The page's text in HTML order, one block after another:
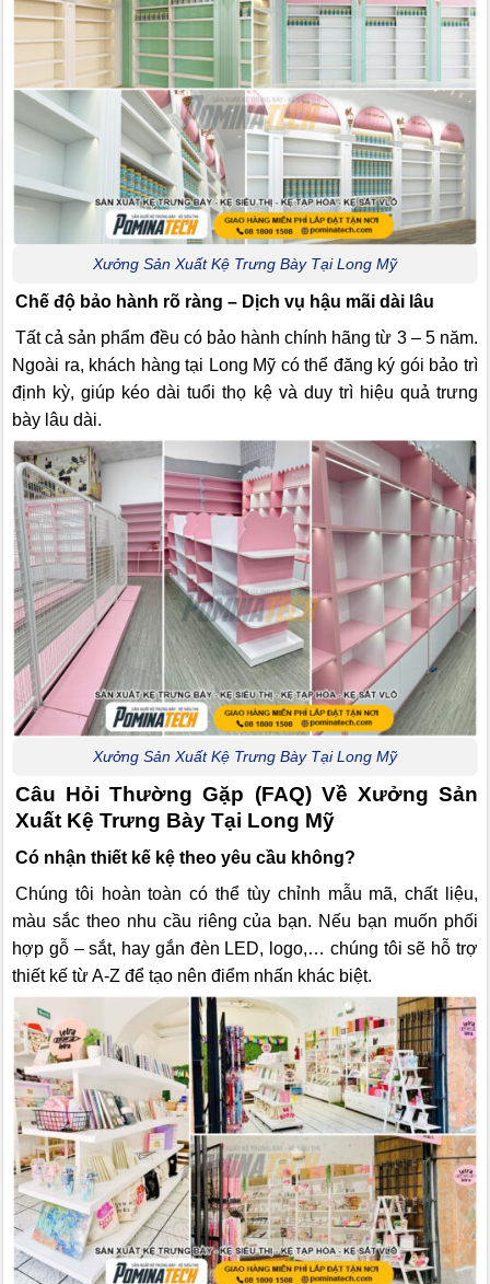
Xưởng Sản Xuất Kệ Trưng Bày Tại Long Mỹ
Chế độ bảo hành rõ ràng – Dịch vụ hậu mãi dài lâu
Tất cả sản phẩm đều có bảo hành chính hãng từ 3 – 5 năm.
Ngoài ra, khách hàng tại Long Mỹ có thể đăng ký gói bảo trì
định kỳ, giúp kéo dài tuổi thọ kệ và duy trì hiệu quả trưng
bày lâu dài.
Xưởng Sản Xuất Kệ Trưng Bày Tại Long Mỹ
Câu Hỏi Thường Gặp (FAQ) Về Xưởng Sản
Xuất Kệ Trưng Bày Tại Long Mỹ
Có nhận thiết kế kệ theo yêu cầu không?
Chúng tôi hoàn toàn có thể tùy chỉnh mẫu mã, chất liệu,
màu sắc theo nhu cầu riêng của bạn. Nếu bạn muốn phối
hợp gỗ – sắt, hay gắn đèn LED, logo,… chúng tôi sẽ hỗ trợ
thiết kế từ A-Z để tạo nên điểm nhấn khác biệt.